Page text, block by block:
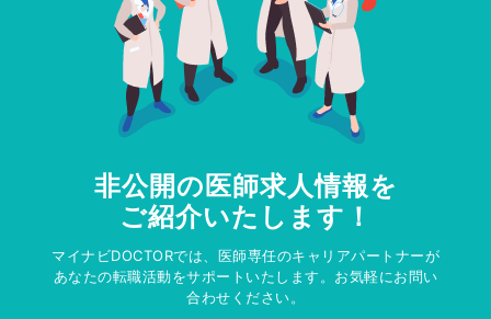
非公開の医師求人情報を
ご紹介いたします！
マイナビDOCTORでは、医師専任のキャリアパートナーが
あなたの転職活動をサポートいたします。お気軽にお問い
合わせください。